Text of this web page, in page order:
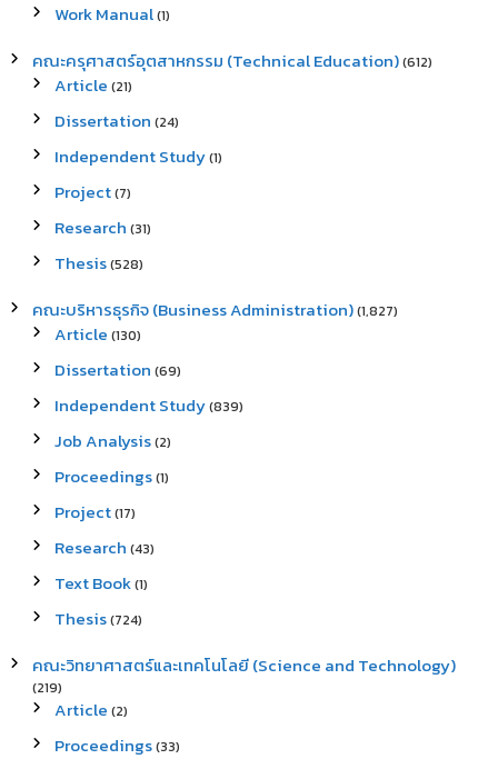
Work Manual(1)
คณะครุศาสตร์อุตสาหกรรม (Technical Education)(612)
Article (21)
Dissertation (24)
Independent Study(1)
Project(7)
Research (31)
Thesis(528)
คณะบริหารธุรกิจ (Business Administration)(1,827)
Article (130)
Dissertation (69)
Independent Study(839)
Job Analysis(2)
Proceedings(1)
Project(17)
Research (43)
Text Book(1)
Thesis(724)
คณะวิทยาศาสตร์และเทคโนโลยี (Science and Technology)
(219)
Article (2)
Proceedings(33)